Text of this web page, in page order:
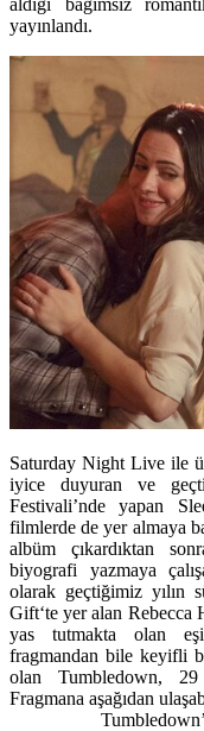
yayınlandı.
Saturday Night Live ile
iyice duyuran ve
Festivali’nde yapan
filmlerde de yer almaya
albüm çıkardıktan
biyografi yazmaya
olarak geçtiğimiz yılın
Gift‘te yer alan Rebecca
yas tutmakta olan eşi
fragmandan bile keyifli
olan Tumbledown,
Fragmana aşağıdan